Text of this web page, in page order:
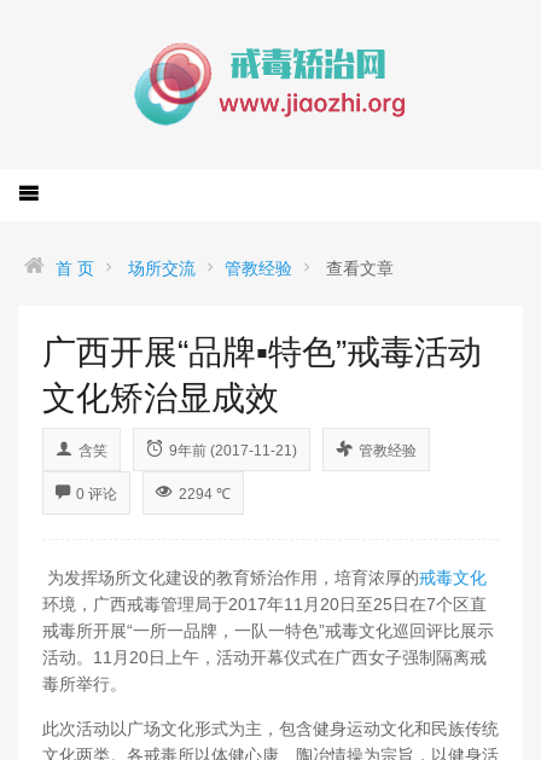
首 页 场所交流 管教经验 查看文章
广西开展“品牌▪特色”戒毒活动
文化矫治显成效
含笑 9年前 (2017-11-21) 管教经验
0 评论 2294 ℃
为发挥场所文化建设的教育矫治作用，培育浓厚的戒毒文化
环境，广西戒毒管理局于2017年11月20日至25日在7个区直
戒毒所开展“一所一品牌，一队一特色”戒毒文化巡回评比展示
活动。11月20日上午，活动开幕仪式在广西女子强制隔离戒
毒所举行。
此次活动以广场文化形式为主，包含健身运动文化和民族传统
文化两类。各戒毒所以体健心康、陶冶情操为宗旨，以健身活